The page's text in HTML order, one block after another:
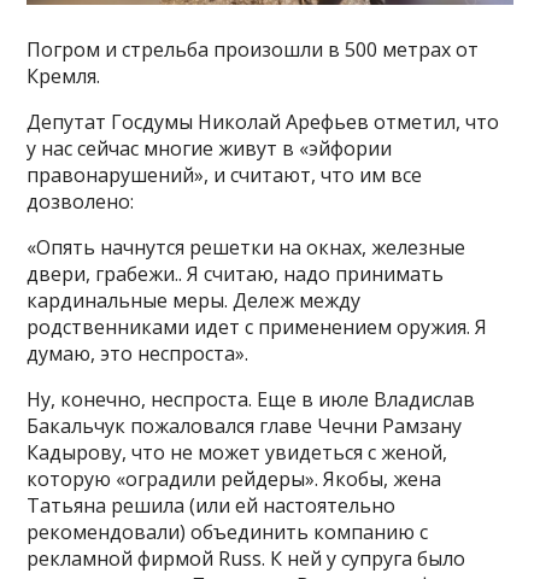
Погром и стрельба произошли в 500 метрах от
Кремля.
Депутат Госдумы Николай Арефьев отметил, что
у нас сейчас многие живут в «эйфории
правонарушений», и считают, что им все
дозволено:
«Опять начнутся решетки на окнах, железные
двери, грабежи.. Я считаю, надо принимать
кардинальные меры. Дележ между
родственниками идет с применением оружия. Я
думаю, это неспроста».
Ну, конечно, неспроста. Еще в июле Владислав
Бакальчук пожаловался главе Чечни Рамзану
Кадырову, что не может увидеться с женой,
которую «оградили рейдеры». Якобы, жена
Татьяна решила (или ей настоятельно
рекомендовали) объединить компанию с
рекламной фирмой Russ. К ней у супруга было